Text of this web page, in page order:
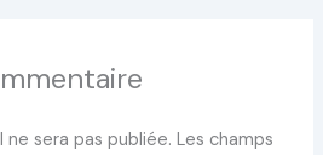
sera pas publiée. Les champs